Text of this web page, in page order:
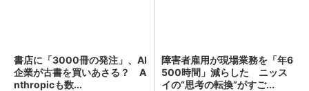
書店に「3000冊の発注」、AI
企業が古書を買いあさる？ A
nthropicも数...
障害者雇用が現場業務を「年6
500時間」減らした ニッス
イの“思考の転換”がすご...